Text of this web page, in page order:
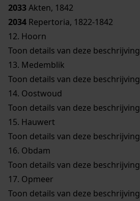
2033Akten, 1842
2034 Repertoria, 1822-1842
12. Hoorn
Toon details van deze beschrijving
13. Medemblik
Toon details van deze beschrijving
14. Oostwoud
Toon details van deze beschrijving
15. Hauwert
Toon details van deze beschrijving
16. Obdam
Toon details van deze beschrijving
17. Opmeer
Toon details van deze beschrijving